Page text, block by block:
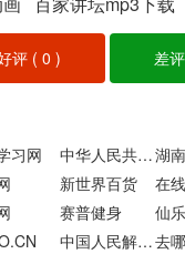
评 (0 ) 差
习网 中华人民共和国国防部
新世界百货 在
赛普健身 仙
中国人民解放军总医院